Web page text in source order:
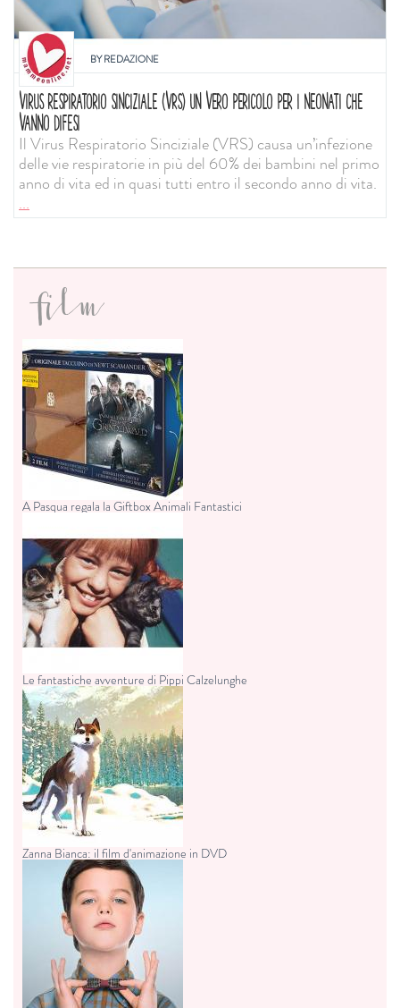
BYREDAZIONE
VIRUS RESPIRATORIO SINCIZIALE (VRS) UN VERO PERICOLO PER I NEONATI CHE
VANNO DIFESI
Il Virus Respiratorio Sinciziale (VRS) causa un’infezione
delle vie respiratorie in più del 60% dei bambini nel primo
anno di vita ed in quasi tutti entro il secondo anno di vita.
...
film
A Pasqua regala la Giftbox Animali Fantastici
Le fantastiche avventure di Pippi Calzelunghe
Zanna Bianca: il film d'animazione in DVD